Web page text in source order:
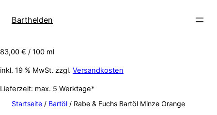
Barthelden
83,00 € / 100 ml
inkl. 19 % MwSt. zzgl. Versandkosten
Lieferzeit: max. 5 Werktage*
Startseite / Bartöl / Rabe & Fuchs Bartöl Minze Orange